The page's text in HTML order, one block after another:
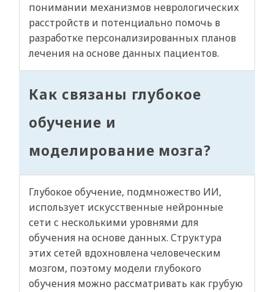
понимании механизмов неврологических
расстройств и потенциально помочь в
разработке персонализированных планов
лечения на основе данных пациентов.
Как связаны глубокое
обучение и
моделирование мозга?
Глубокое обучение, подмножество ИИ,
использует искусственные нейронные
сети с несколькими уровнями для
обучения на основе данных. Структура
этих сетей вдохновлена человеческим
мозгом, поэтому модели глубокого
обучения можно рассматривать как грубую